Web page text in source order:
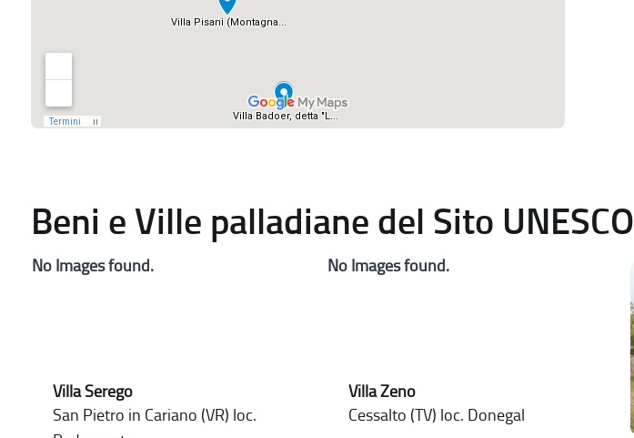
Beni e Ville palladiane del Sito UNESCO
No Images found.
Villa Serego
San Pietro in Cariano (VR) loc.
No Images found.
Villa Zeno
Cessalto (TV) loc. Donegal